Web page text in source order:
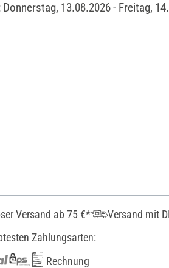
13.08.2026 - Freitag,
Versand ab 75 €*
Versand mit
Zahlungsarten:
Rechnung